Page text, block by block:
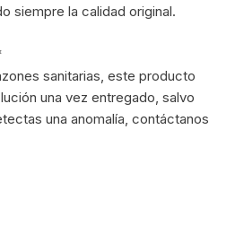
siempre la calidad original.
sanitarias, este producto
una vez entregado, salvo
una anomalía, contáctanos